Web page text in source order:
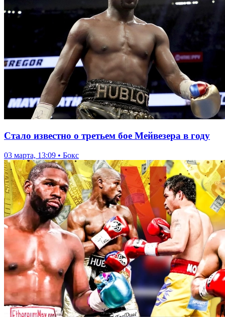
Стало известно о третьем бое Мейвезера в году
03 марта, 13:09 • Бокс